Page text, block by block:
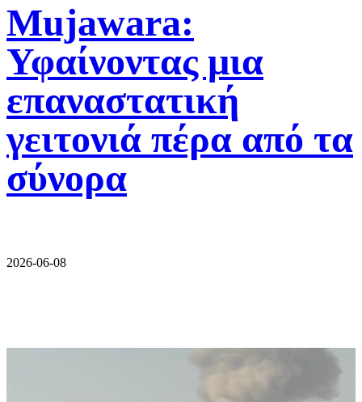
Mujawara:
Υφαίνοντας μια
επαναστατική
γειτονιά πέρα από τα
σύνορα
2026-06-08